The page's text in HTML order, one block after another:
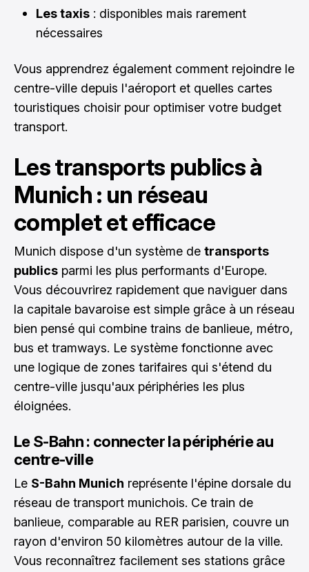
Les taxis : disponibles mais rarement
nécessaires
Vous apprendrez également comment rejoindre le
centre-ville depuis l'aéroport et quelles cartes
touristiques choisir pour optimiser votre budget
transport.
Les transports publics à
Munich : un réseau
complet et efficace
Munich dispose d'un système de transports
publics parmi les plus performants d'Europe.
Vous découvrirez rapidement que naviguer dans
la capitale bavaroise est simple grâce à un réseau
bien pensé qui combine trains de banlieue, métro,
bus et tramways. Le système fonctionne avec
une logique de zones tarifaires qui s'étend du
centre-ville jusqu'aux périphéries les plus
éloignées.
Le S-Bahn : connecter la périphérie au
centre-ville
Le S-Bahn Munich représente l'épine dorsale du
réseau de transport munichois. Ce train de
banlieue, comparable au RER parisien, couvre un
rayon d'environ 50 kilomètres autour de la ville.
Vous reconnaîtrez facilement ses stations grâce